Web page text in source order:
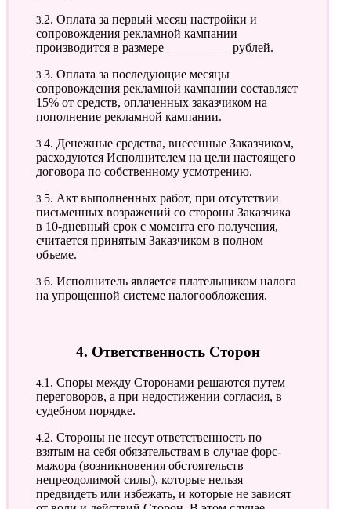
3.2. Оплата за первый месяц настройки и
сопровождения рекламной кампании
производится в размере __________ рублей.
3.3. Оплата за последующие месяцы
сопровождения рекламной кампании составляет
15% от средств, оплаченных заказчиком на
пополнение рекламной кампании.
3.4. Денежные средства, внесенные Заказчиком,
расходуются Исполнителем на цели настоящего
договора по собственному усмотрению.
3.5. Акт выполненных работ, при отсутствии
письменных возражений со стороны Заказчика
в 10-дневный срок с момента его получения,
считается принятым Заказчиком в полном
объеме.
3.6. Исполнитель является плательщиком налога
на упрощенной системе налогообложения.
4. Ответственность Сторон
4.1. Споры между Сторонами решаются путем
переговоров, а при недостижении согласия, в
судебном порядке.
4.2. Стороны не несут ответственность по
взятым на себя обязательствам в случае форс-
мажора (возникновения обстоятельств
непреодолимой силы), которые нельзя
предвидеть или избежать, и которые не зависят